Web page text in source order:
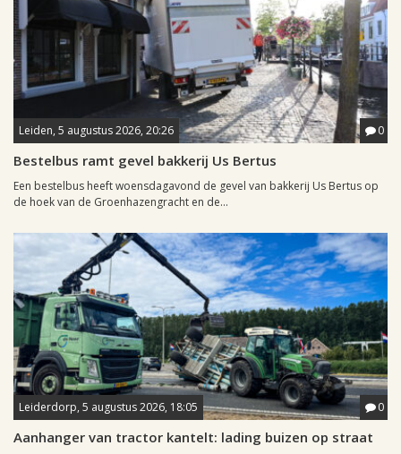
Leiden, 5 augustus 2026, 20:26 0
Bestelbus ramt gevel bakkerij Us Bertus
Een bestelbus heeft woensdagavond de gevel van bakkerij Us Bertus op
de hoek van de Groenhazengracht en de...
Leiderdorp, 5 augustus 2026, 18:05 0
Aanhanger van tractor kantelt: lading buizen op straat